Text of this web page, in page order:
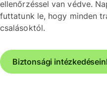
ellenőrzéssel van védve.
futtatunk le, hogy minden
csalásoktól.
Biztonsági